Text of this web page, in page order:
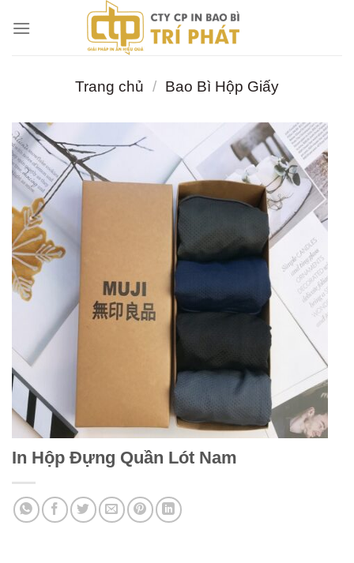
đến
Trang chủ / Bao Bì Hộp Giấy
In Hộp Đựng Quần Lót Nam